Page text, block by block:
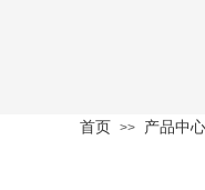
首页 >> 产品中心